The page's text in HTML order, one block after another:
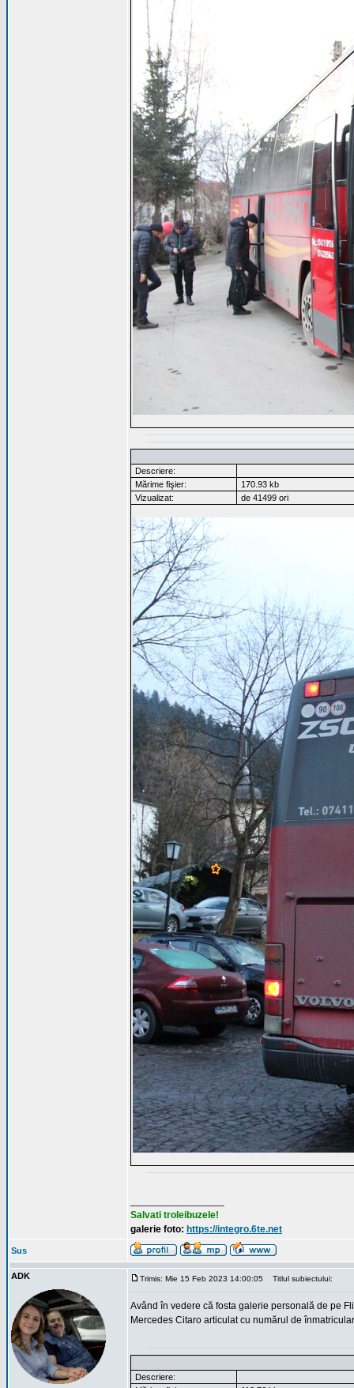
Descriere:
Mărime fişier:
170.93 kb
Vizualizat:
de 41499 ori
Salvati troleibuzele!
galerie foto: https://integro.6te.net
Sus
ADK Trimis: Mie 15 Feb 2023 14:00:05 Titlul subiectului:
Având în vedere că fosta galerie personală de pe
Mercedes Citaro articulat cu numărul de
Descriere: